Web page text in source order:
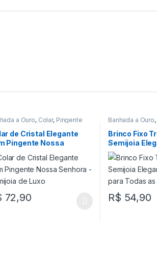
a Ouro, Colar, Pingente
de Cristal Elegante
Pingente Nossa
– Semijoia de Luxo
72,90
Banhada a Ouro,
Brinco Fixo
Semijoia
Sofisticada
Ocasiões
R$ 54,90